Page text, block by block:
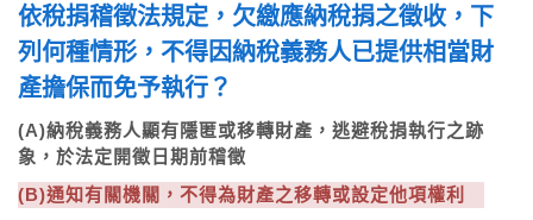
依稅捐稽徵法規定，欠繳應納稅捐之徵收，下
列何種情形，不得因納稅義務人已提供相當財
產擔保而免予執行？
(A)納稅義務人顯有隱匿或移轉財產，逃避稅捐執行之跡
象，於法定開徵日期前稽徵
(B)通知有關機關，不得為財產之移轉或設定他項權利